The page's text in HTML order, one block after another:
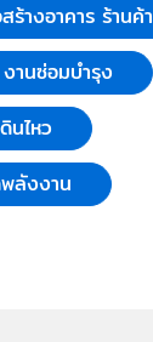
ร้างอาคาร ร้านค้า
งานซ่อมบำรุง
นไหว
ลังงาน